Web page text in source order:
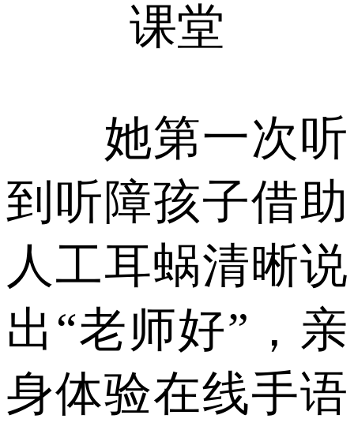
课堂
她第一次听
到听障孩子借助
人工耳蜗清晰说
出“老师好”，亲
身体验在线手语